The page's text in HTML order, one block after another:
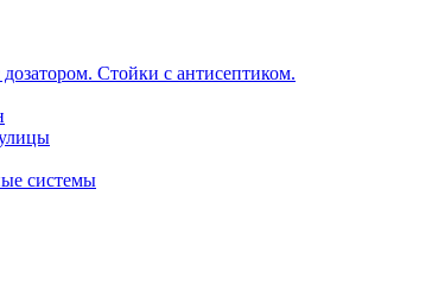
Стойки с антисептиком.
системы